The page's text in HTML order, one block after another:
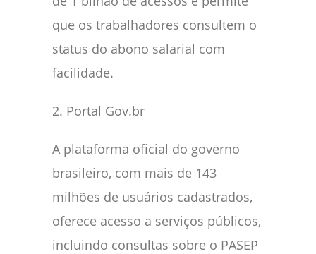
que os trabalhadores consultem o
status do abono salarial com
facilidade.
2. Portal Gov.br
A plataforma oficial do governo
brasileiro, com mais de 143
milhões de usuários cadastrados,
oferece acesso a serviços públicos,
incluindo consultas sobre o PASEP